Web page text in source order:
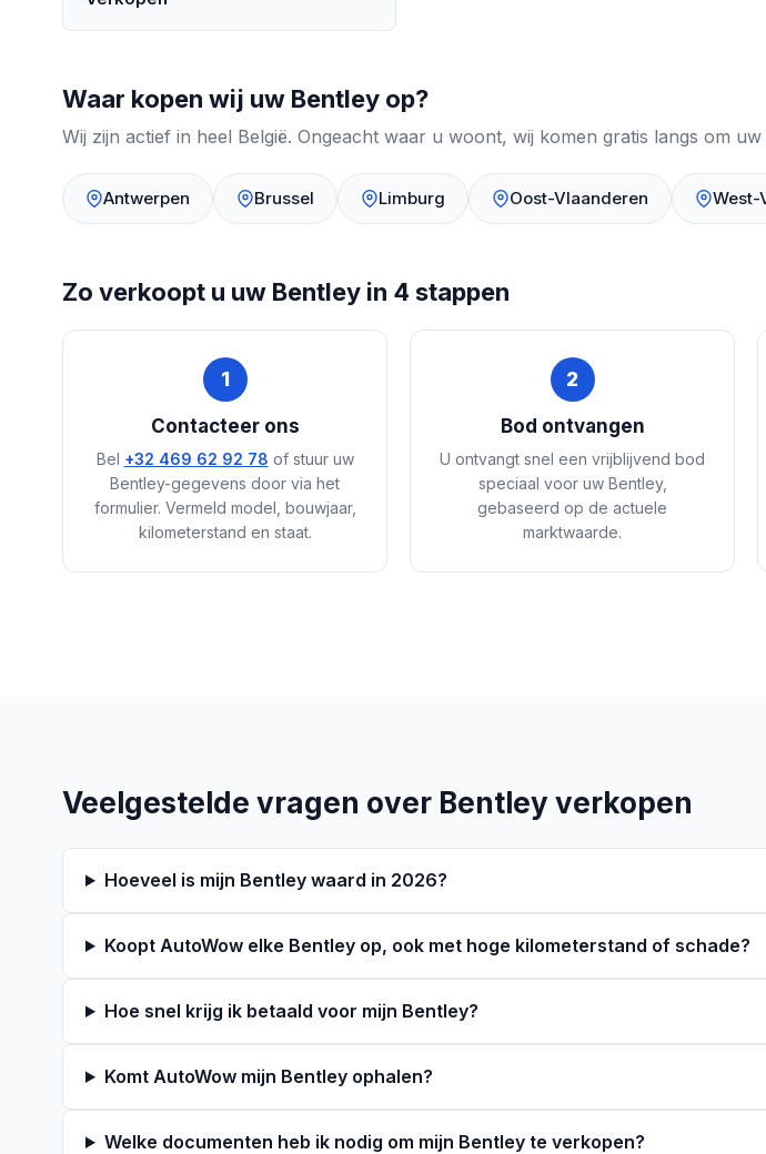
Waar kopen wij uw Bentley op?
Wij zijn actief in heel België. Ongeacht waar u woont, wij komen gratis langs om
Antwerpen Brussel Limburg Oost-Vlaanderen West-
Zo verkoopt u uw Bentley in 4 stappen
1
Contacteer ons
Bel +32 469 62 92 78 of stuur uw
Bentley-gegevens door via het
formulier. Vermeld model, bouwjaar,
kilometerstand en staat.
2
Bod ontvangen
U ontvangt snel een vrijblijvend bod
speciaal voor uw Bentley,
gebaseerd op de actuele
marktwaarde.
Veelgestelde vragen over Bentley verkopen
Hoeveel is mijn Bentley waard in 2026?
Koopt AutoWow elke Bentley op, ook met hoge kilometerstand of schade?
Hoe snel krijg ik betaald voor mijn Bentley?
Komt AutoWow mijn Bentley ophalen?
Welke documenten heb ik nodig om mijn Bentley te verkopen?